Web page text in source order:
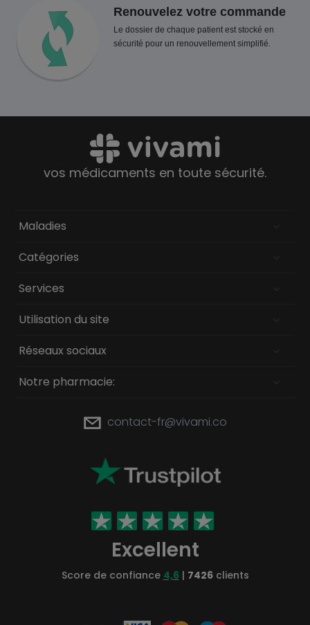
Renouvelez votre commande
Le dossier de chaque patient est stocké en
sécurité pour un renouvellement simplifié.
vos médicaments en toute sécurité.
Maladies
Catégories
Services
Utilisation du site
Réseaux sociaux
Notre pharmacie:
contact-fr@vivami.co
Excellent
Score de confiance 4,6| 7426clients